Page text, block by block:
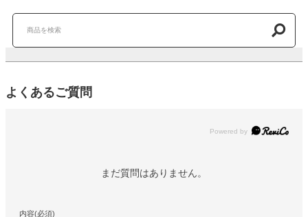
よくあるご質問
Powered by
まだ質問はありません。
内容(必須)